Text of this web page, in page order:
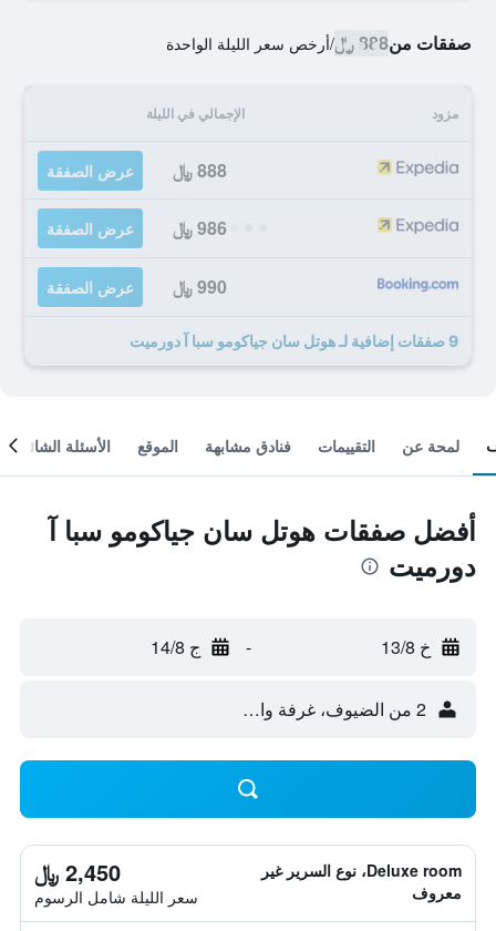
صفقات من888 ﷼ /أرخص سعر الليلة الواحدة
مزود الإجمالي في الليلة
888 ﷼ عرض الصفقة
986 ﷼ عرض الصفقة
990 ﷼ عرض الصفقة
9 صفقات إضافية لـ هوتل سان جياكومو سبا آ دورميت
لمحة عن التقييمات فنادق مشابهة الموقع الأسئلة الشائعة
أفضل صفقات هوتل سان جياكومو سبا آ
دورميت
خ 13/8 - ج 14/8
2 من الضيوف، غرفة واحدة
Deluxe room، نوع السرير غير
معروف
2,450 ﷼
سعر الليلة شامل الرسوم